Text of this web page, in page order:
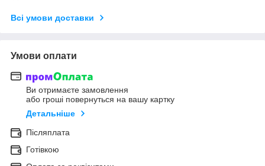
Всі умови доставки
Умови оплати
Ви отримаєте замовлення
або гроші повернуться на вашу картку
Детальніше
Післяплата
Готівкою